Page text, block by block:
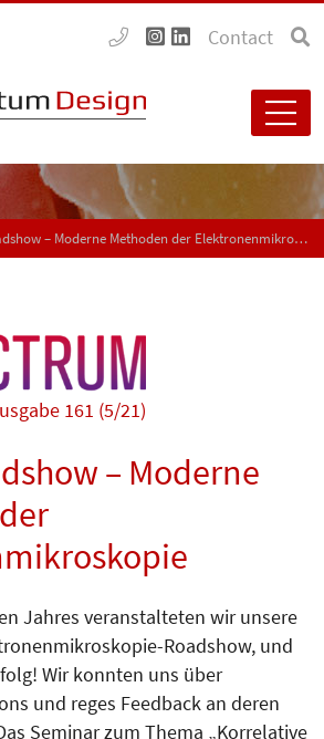
Contact
Virtual Roadshow – Moderne Methoden der Elektronenmikroskopie
161 (5/21)
– Moderne
Jahres veranstalteten wir unsere
Roadshow, und
Wir konnten uns über
und reges Feedback an deren
Seminar zum Thema „Korrelative